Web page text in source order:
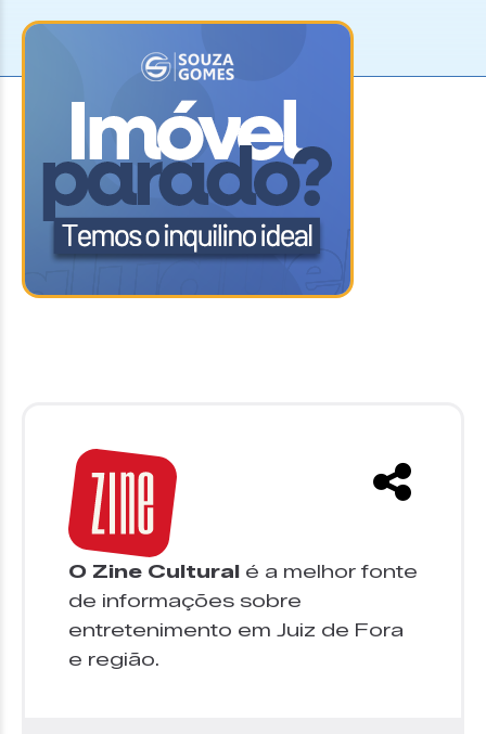
O Zine Cultural é a melhor fonte
de informações sobre
entretenimento em Juiz de Fora
e região.